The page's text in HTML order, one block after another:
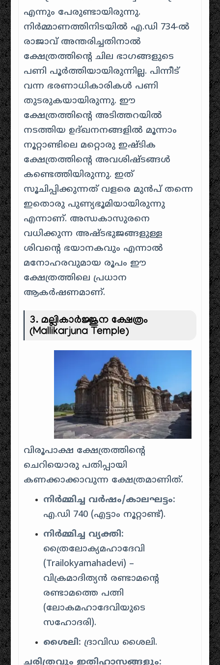
എന്നും പേരുണ്ടായിരുന്നു.
നിർമ്മാണത്തിനിടയിൽ എ.ഡി 734-ൽ
രാജാവ് അന്തരിച്ചതിനാൽ
ക്ഷേത്രത്തിന്റെ ചില ഭാഗങ്ങളുടെ
പണി പൂർത്തിയായിരുന്നില്ല. പിന്നീട്
വന്ന ഭരണാധികാരികൾ പണി
തുടരുകയായിരുന്നു. ഈ
ക്ഷേത്രത്തിന്റെ അടിത്തറയിൽ
നടത്തിയ ഉദ്ഖനനങ്ങളിൽ മൂന്നാം
നൂറ്റാണ്ടിലെ മറ്റൊരു ഇഷ്ടിക
ക്ഷേത്രത്തിന്റെ അവശിഷ്ടങ്ങൾ
കണ്ടെത്തിയിരുന്നു. ഇത്
സൂചിപ്പിക്കുന്നത് വളരെ മുൻപ് തന്നെ
ഇതൊരു പുണ്യഭൂമിയായിരുന്നു
എന്നാണ്. അന്ധകാസുരനെ
വധിക്കുന്ന അഷ്ടഭുജങ്ങളുള്ള
ശിവന്റെ ഭയാനകവും എന്നാൽ
മനോഹരവുമായ രൂപം ഈ
ക്ഷേത്രത്തിലെ പ്രധാന
ആകർഷണമാണ്.
3.മല്ലികാർജ്ജുന ക്ഷേത്രം
(Mallikarjuna Temple)
വിരൂപാക്ഷ ക്ഷേത്രത്തിന്റെ
ചെറിയൊരു പതിപ്പായി
കണക്കാക്കാവുന്ന ക്ഷേത്രമാണിത്.
നിർമ്മിച്ച വർഷം/കാലഘട്ടം:
എ.ഡി 740 (എട്ടാം നൂറ്റാണ്ട്).
നിർമ്മിച്ച വ്യക്തി:
ത്രൈലോക്യമഹാദേവി
(Trailokyamahadevi) –
വിക്രമാദിത്യൻ രണ്ടാമന്റെ
രണ്ടാമത്തെ പത്നി
(ലോകമഹാദേവിയുടെ
സഹോദരി).
ശൈലി: ദ്രാവിഡ ശൈലി.
ചരിത്രവും ഇതിഹാസങ്ങളും: